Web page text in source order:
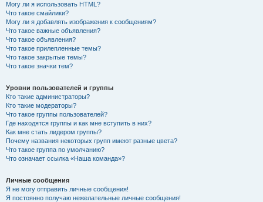
Могу ли я использовать HTML?
Что такое смайлики?
Могу ли я добавлять изображения к сообщениям?
Что такое важные объявления?
Что такое объявления?
Что такое прилепленные темы?
Что такое закрытые темы?
Что такое значки тем?
Уровни пользователей и группы
Кто такие администраторы?
Кто такие модераторы?
Что такое группы пользователей?
Где находятся группы и как мне вступить в них?
Как мне стать лидером группы?
Почему названия некоторых групп имеют разные цвета?
Что такое группа по умолчанию?
Что означает ссылка «Наша команда»?
Личные сообщения
Я не могу отправить личные сообщения!
Я постоянно получаю нежелательные личные сообщения!